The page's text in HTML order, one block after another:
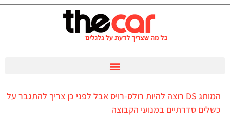
המותג DS רוצה להיות רולס-רויס אבל לפני כן צריך להתגבר על
כשלים סדרתיים במנועי הקבוצה